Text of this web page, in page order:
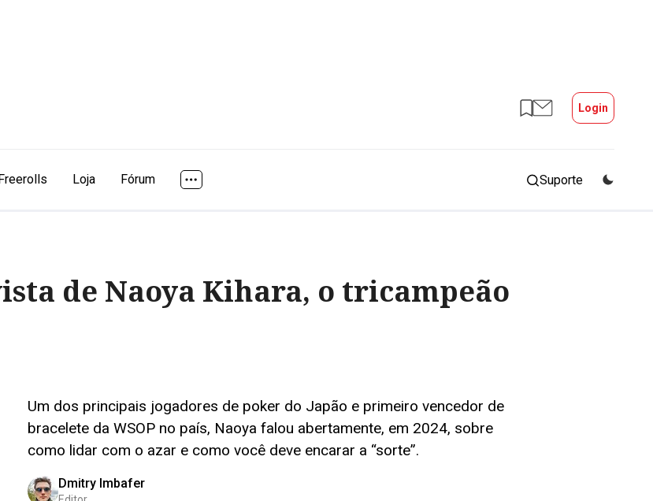
Login
Loja Fórum Suporte
de Naoya Kihara, o tricampeão
Um dos principais jogadores de poker do Japão e primeiro vencedor de
bracelete da WSOP no país, Naoya falou abertamente, em 2024, sobre
como lidar com o azar e como você deve encarar a “sorte”.
Dmitry Imbafer